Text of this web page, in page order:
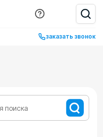
заказать звонок